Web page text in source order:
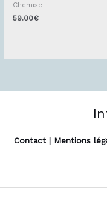
Chemise
59.00€
Contact | Mentions